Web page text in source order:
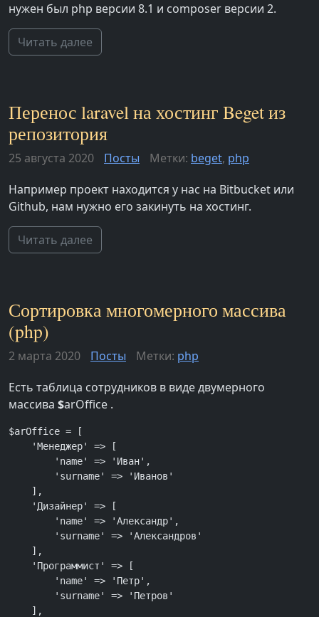
нужен был php версии 8.1 и composer версии 2.
Читать далее
Перенос laravel на хостинг Beget из
репозитория
25 августа 2020 Посты Метки: beget, php
Например проект находится у нас на Bitbucket или
Github, нам нужно его закинуть на хостинг.
Читать далее
Сортировка многомерного массива
(php)
2 марта 2020 Посты Метки: php
Есть таблица сотрудников в виде двумерного
массива $arOffice .
$arOffice = [